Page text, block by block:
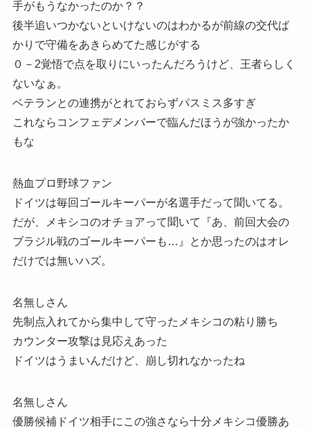
手がもうなかったのか？？
後半追いつかないといけないのはわかるが前線の交代ば
かりで守備をあきらめてた感じがする
０－2覚悟で点を取りにいったんだろうけど、王者らしく
ないなぁ。
ベテランとの連携がとれておらずパスミス多すぎ
これならコンフェデメンバーで臨んだほうが強かったか
もな
熱血プロ野球ファン
ドイツは毎回ゴールキーパーが名選手だって聞いてる。
だが、メキシコのオチョアって聞いて『あ、前回大会の
ブラジル戦のゴールキーパーも…』とか思ったのはオレ
だけでは無いハズ。
名無しさん
先制点入れてから集中して守ったメキシコの粘り勝ち
カウンター攻撃は見応えあった
ドイツはうまいんだけど、崩し切れなかったね
名無しさん
優勝候補ドイツ相手にこの強さなら十分メキシコ優勝あ